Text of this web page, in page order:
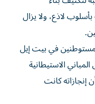
لاذع، ولا يزال
في بيت إيل
الاستيطانية
إنجازاته كانت